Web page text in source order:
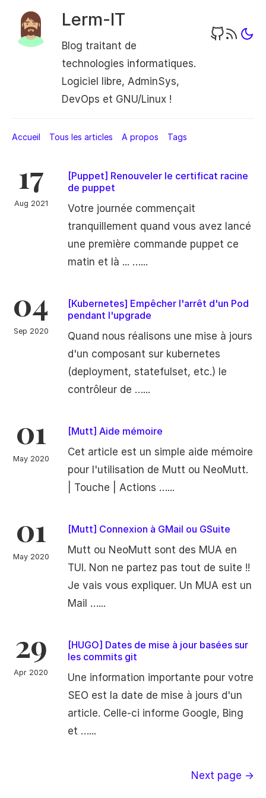
Lerm-IT
Blog traitant de
technologies informatiques.
Logiciel libre, AdminSys,
DevOps et GNU/Linux !
Accueil Tous les articles A propos Tags
17
Aug 2021
[Puppet] Renouveler le certificat racine
de puppet
Votre journée commençait
tranquillement quand vous avez lancé
une première commande puppet ce
matin et là ... …...
04
Sep 2020
[Kubernetes] Empêcher l'arrêt d'un Pod
pendant l'upgrade
Quand nous réalisons une mise à jours
d'un composant sur kubernetes
(deployment, statefulset, etc.) le
contrôleur de …...
01
May 2020
[Mutt] Aide mémoire
Cet article est un simple aide mémoire
pour l'utilisation de Mutt ou NeoMutt.
| Touche | Actions …...
01
May 2020
[Mutt] Connexion à GMail ou GSuite
Mutt ou NeoMutt sont des MUA en
TUI. Non ne partez pas tout de suite !!
Je vais vous expliquer. Un MUA est un
Mail …...
29
Apr 2020
[HUGO] Dates de mise à jour basées sur
les commits git
Une information importante pour votre
SEO est la date de mise à jours d'un
article. Celle-ci informe Google, Bing
et …...
Next page →